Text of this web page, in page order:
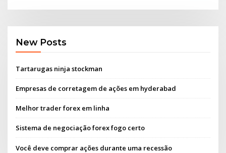
New Posts
Tartarugas ninja stockman
Empresas de corretagem de ações em hyderabad
Melhor trader forex em linha
Sistema de negociação forex fogo certo
Você deve comprar ações durante uma recessão